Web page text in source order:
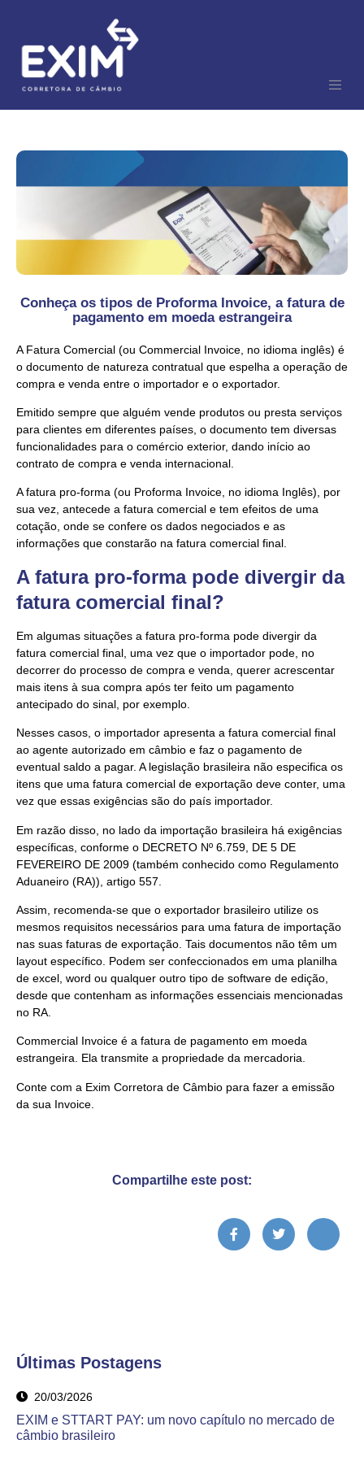
Conheça os tipos de Proforma Invoice, a fatura de
pagamento em moeda estrangeira
A Fatura Comercial (ou Commercial Invoice, no idioma inglês) é
o documento de natureza contratual que espelha a operação de
compra e venda entre o importador e o exportador.
Emitido sempre que alguém vende produtos ou presta serviços
para clientes em diferentes países, o documento tem diversas
funcionalidades para o comércio exterior, dando início ao
contrato de compra e venda internacional.
A fatura pro-forma (ou Proforma Invoice, no idioma Inglês), por
sua vez, antecede a fatura comercial e tem efeitos de uma
cotação, onde se confere os dados negociados e as
informações que constarão na fatura comercial final.
A fatura pro-forma pode divergir da
fatura comercial final?
Em algumas situações a fatura pro-forma pode divergir da
fatura comercial final, uma vez que o importador pode, no
decorrer do processo de compra e venda, querer acrescentar
mais itens à sua compra após ter feito um pagamento
antecipado do sinal, por exemplo.
Nesses casos, o importador apresenta a fatura comercial final
ao agente autorizado em câmbio e faz o pagamento de
eventual saldo a pagar. A legislação brasileira não especifica os
itens que uma fatura comercial de exportação deve conter, uma
vez que essas exigências são do país importador.
Em razão disso, no lado da importação brasileira há exigências
específicas, conforme o DECRETO Nº 6.759, DE 5 DE
FEVEREIRO DE 2009 (também conhecido como Regulamento
Aduaneiro (RA)), artigo 557.
Assim, recomenda-se que o exportador brasileiro utilize os
mesmos requisitos necessários para uma fatura de importação
nas suas faturas de exportação. Tais documentos não têm um
layout específico. Podem ser confeccionados em uma planilha
de excel, word ou qualquer outro tipo de software de edição,
desde que contenham as informações essenciais mencionadas
no RA.
Commercial Invoice é a fatura de pagamento em moeda
estrangeira. Ela transmite a propriedade da mercadoria.
Conte com a Exim Corretora de Câmbio para fazer a emissão
da sua Invoice.
Compartilhe este post:
Últimas Postagens
20/03/2026
EXIM e STTART PAY: um novo capítulo no mercado de
câmbio brasileiro